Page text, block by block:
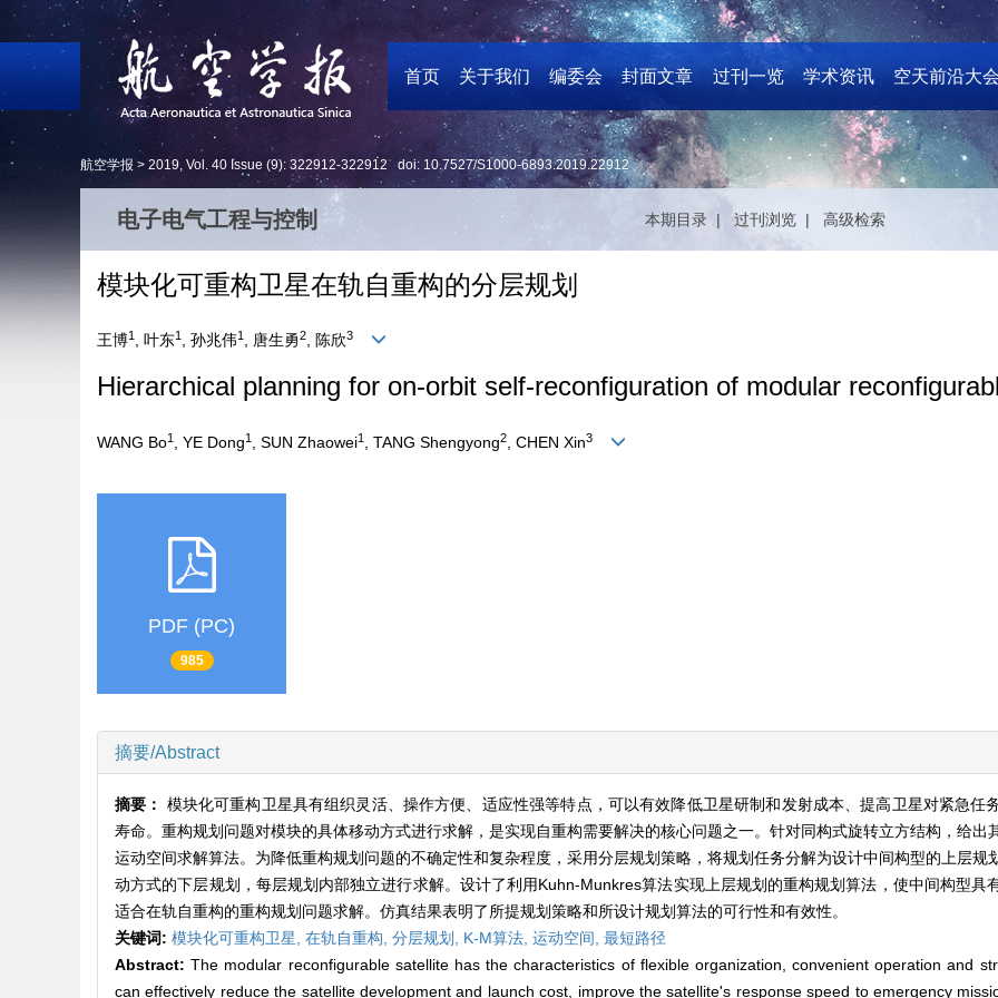
首页 关于我们 编委会 封面文章 过刊一览 学术资讯 空天前沿大
航空学报 > 2019, Vol. 40 Issue (9): 322912-322912 doi:10.7527/S1000-6893.2019.22912
电子电气工程与控制 本期目录 | 过刊浏览 | 高级检索
模块化可重构卫星在轨自重构的分层规划
王博1 , 叶东1 , 孙兆伟1 , 唐生勇2, 陈欣3
Hierarchical planning for on-orbit self-reconfiguration of modular
WANG Bo1 , YE Dong1 , SUN Zhaowei1 , TANG Shengyong2 , CHEN Xin3
PDF (PC)
985
摘要/Abstract
摘要： 模块化可重构卫星具有组织灵活、操作方便、适应性强等特点，可以有效降低卫星研制和发射成本、提高卫星对紧急任
寿命。重构规划问题对模块的具体移动方式进行求解，是实现自重构需要解决的核心问题之一。针对同构式旋转立方结构，给出
运动空间求解算法。为降低重构规划问题的不确定性和复杂程度，采用分层规划策略，将规划任务分解为设计中间构型的上层规
动方式的下层规划，每层规划内部独立进行求解。设计了利用Kuhn-Munkres算法实现上层规划的重构规划算法，使中间构型具
适合在轨自重构的重构规划问题求解。仿真结果表明了所提规划策略和所设计规划算法的可行性和有效性。
关键词: 模块化可重构卫星, 在轨自重构, 分层规划, K-M算法, 运动空间, 最短路径
Abstract:The modular reconfigurable satellite has the characteristics of flexible organization, convenient operation and
can effectively reduce the satellite development and launch cost, improve the satellite's response speed to emergency